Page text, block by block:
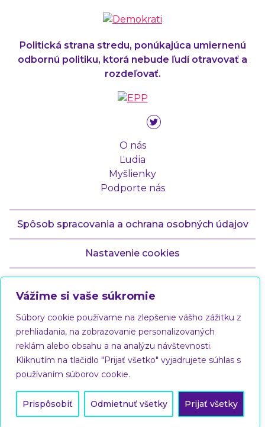
Vážime si vaše súkromie
Súbory cookie používame na zlepšenie vášho zážitku z
prehliadania, na zobrazovanie personalizovaných
reklám alebo obsahu a na analýzu návštevnosti.
Kliknutím na tlačidlo "Prijať všetko" vyjadrujete súhlas s
používaním súborov cookie.
Prispôsobiť Odmietnuť všetky Prijať všetky
Politická strana stredu, ponúkajúca umiernenú
odbornú politiku, ktorá nebude ľudí otravovať a
rozdeľovať.
O nás
Ľudia
Myšlienky
Podporte nás
Všetky práva vyhradené.
Spôsob spracovania a ochrana osobných údajov
Nastavenie cookies